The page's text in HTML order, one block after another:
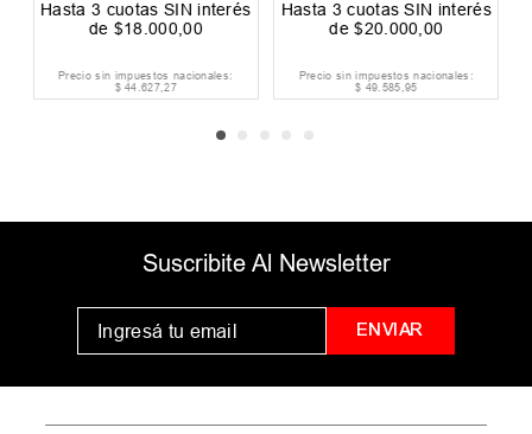
Hasta 3 cuotas SIN interés
de $18 000 ,00
Precio sin impuestos nacionales:
$ 44.627,27
Hasta 3cuotas SIN interés
de$20 000 00
Precio sin impuestos nacionales:
$ 49.585,95
Suscribite Al Newsletter
ENVIAR